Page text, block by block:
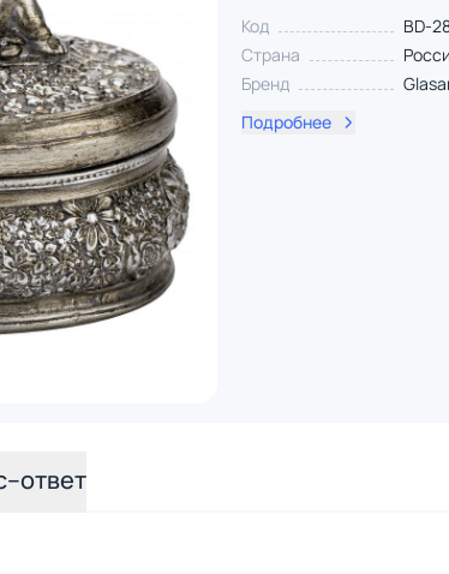
Код
BD-
Страна
Бренд
Подробнее